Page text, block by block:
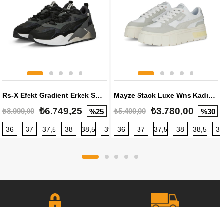
Rs-X Efekt Gradient Erkek Sneaker
₺8.999,00 ₺6.749,25 %25
36 37 37,5 38 38,5 39 40 40,5 41 42 42,5
Mayze Stack Luxe Wns Kadın Sneaker
₺5.400,00 ₺3.780,00 %30
36 37 37,5 38 38,5